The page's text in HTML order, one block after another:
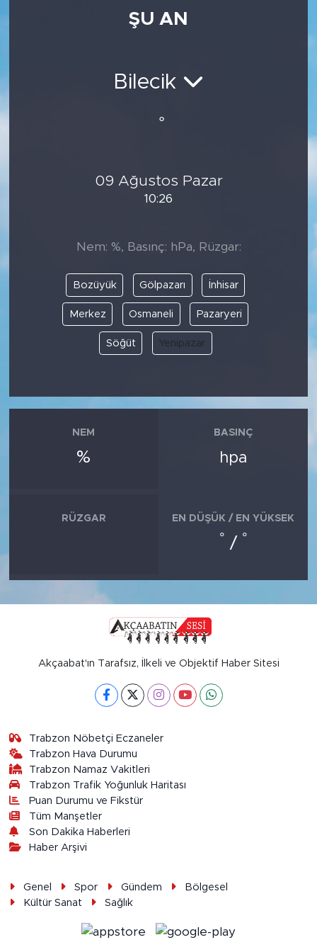
ŞU AN
Bilecik
°
09 Ağustos Pazar
10:26
Nem: %, Basınç: hPa, Rüzgar:
Bozüyük Gölpazarı İnhisar
Merkez Osmaneli Pazaryeri
Söğüt Yenipazar
NEM
%
BASINÇ
hpa
RÜZGAR EN DÜŞÜK / EN YÜKSEK
° / °
Akçaabat'ın Tarafsız, İlkeli ve Objektif Haber Sitesi
Trabzon Nöbetçi Eczaneler
Trabzon Hava Durumu
Trabzon Namaz Vakitleri
Trabzon Trafik Yoğunluk Haritası
Puan Durumu ve Fikstür
Tüm Manşetler
Son Dakika Haberleri
Haber Arşivi
Genel Spor Gündem
Bölgesel
Kültür Sanat
Sağlık
Köşe Yazarları
Manşet
Ulusal Son Dakika Haberleri